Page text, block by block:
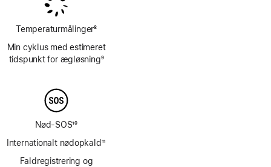
Temperaturmålinger8
Min cyklus med estimeret
tidspunkt for ægløsning9
Nød-SOS10
Internationalt nødopkald11
Faldregistrering og